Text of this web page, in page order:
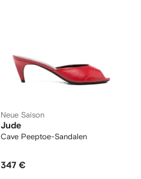
Neue Saison
Jude
Cave Peeptoe-Sandalen
347 €